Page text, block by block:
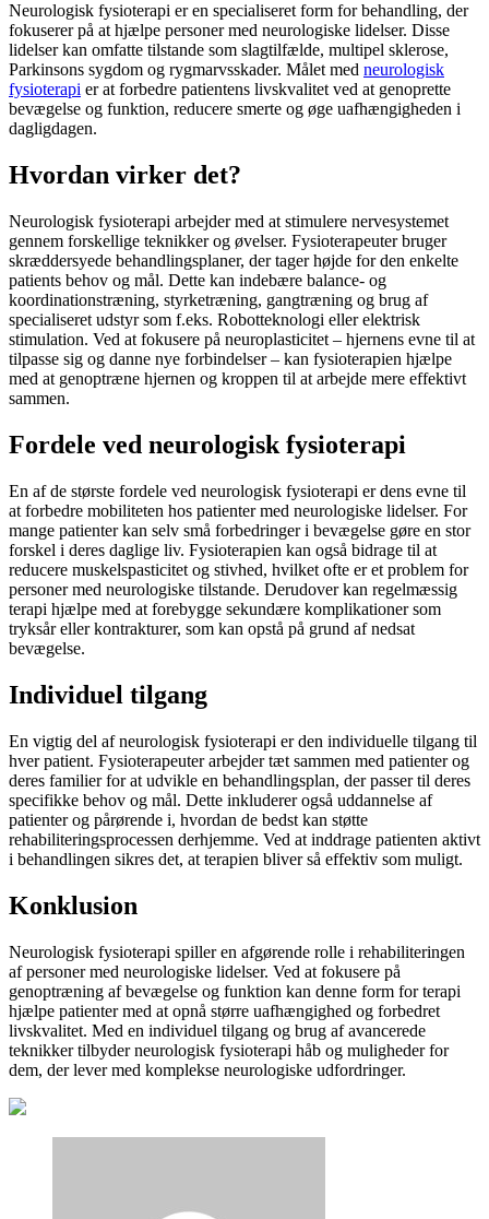
Neurologisk fysioterapi er en specialiseret form for behandling, der
fokuserer på at hjælpe personer med neurologiske lidelser. Disse
lidelser kan omfatte tilstande som slagtilfælde, multipel sklerose,
Parkinsons sygdom og rygmarvsskader. Målet med neurologisk
fysioterapi er at forbedre patientens livskvalitet ved at genoprette
bevægelse og funktion, reducere smerte og øge uafhængigheden i
dagligdagen.
Hvordan virker det?
Neurologisk fysioterapi arbejder med at stimulere nervesystemet
gennem forskellige teknikker og øvelser. Fysioterapeuter bruger
skræddersyede behandlingsplaner, der tager højde for den enkelte
patients behov og mål. Dette kan indebære balance- og
koordinationstræning, styrketræning, gangtræning og brug af
specialiseret udstyr som f.eks. Robotteknologi eller elektrisk
stimulation. Ved at fokusere på neuroplasticitet – hjernens evne til at
tilpasse sig og danne nye forbindelser – kan fysioterapien hjælpe
med at genoptræne hjernen og kroppen til at arbejde mere effektivt
sammen.
Fordele ved neurologisk fysioterapi
En af de største fordele ved neurologisk fysioterapi er dens evne til
at forbedre mobiliteten hos patienter med neurologiske lidelser. For
mange patienter kan selv små forbedringer i bevægelse gøre en stor
forskel i deres daglige liv. Fysioterapien kan også bidrage til at
reducere muskelspasticitet og stivhed, hvilket ofte er et problem for
personer med neurologiske tilstande. Derudover kan regelmæssig
terapi hjælpe med at forebygge sekundære komplikationer som
tryksår eller kontrakturer, som kan opstå på grund af nedsat
bevægelse.
Individuel tilgang
En vigtig del af neurologisk fysioterapi er den individuelle tilgang til
hver patient. Fysioterapeuter arbejder tæt sammen med patienter og
deres familier for at udvikle en behandlingsplan, der passer til deres
specifikke behov og mål. Dette inkluderer også uddannelse af
patienter og pårørende i, hvordan de bedst kan støtte
rehabiliteringsprocessen derhjemme. Ved at inddrage patienten aktivt
i behandlingen sikres det, at terapien bliver så effektiv som muligt.
Konklusion
Neurologisk fysioterapi spiller en afgørende rolle i rehabiliteringen
af personer med neurologiske lidelser. Ved at fokusere på
genoptræning af bevægelse og funktion kan denne form for terapi
hjælpe patienter med at opnå større uafhængighed og forbedret
livskvalitet. Med en individuel tilgang og brug af avancerede
teknikker tilbyder neurologisk fysioterapi håb og muligheder for
dem, der lever med komplekse neurologiske udfordringer.